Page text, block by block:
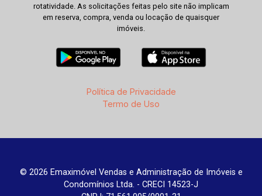
rotatividade. As solicitações feitas pelo site não implicam
em reserva, compra, venda ou locação de quaisquer
imóveis.
Política de Privacidade
Termo de Uso
© 2026 Emaximóvel Vendas e Administração de Imóveis e
Condomínios Ltda. - CRECI 14523-J